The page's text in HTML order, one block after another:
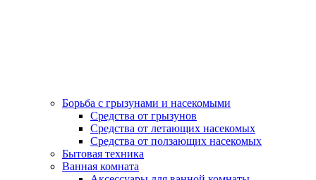
Борьба с грызунами и насекомыми
Средства от грызунов
Средства от летающих насекомых
Средства от ползающих насекомых
Бытовая техника
Ванная комната